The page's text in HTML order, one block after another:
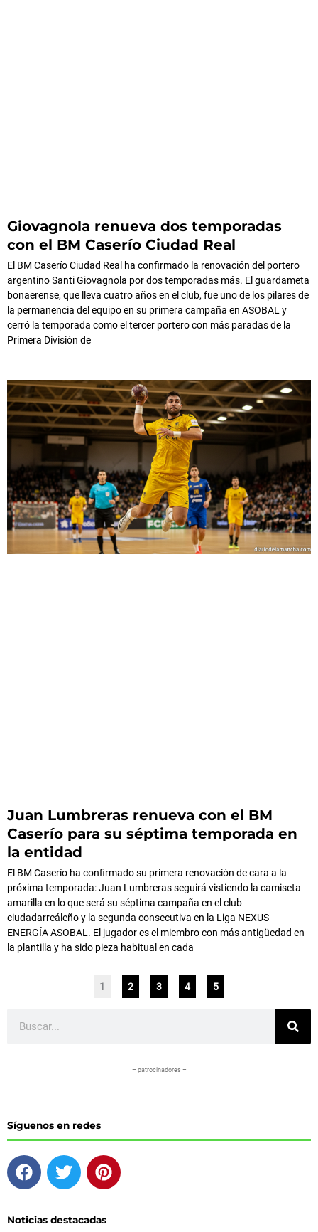
Giovagnola renueva dos temporadas
con el BM Caserío Ciudad Real
El BM Caserío Ciudad Real ha confirmado la renovación del portero
argentino Santi Giovagnola por dos temporadas más. El guardameta
bonaerense, que lleva cuatro años en el club, fue uno de los pilares de
la permanencia del equipo en su primera campaña en ASOBAL y
cerró la temporada como el tercer portero con más paradas de la
Primera División de
Juan Lumbreras renueva con el BM
Caserío para su séptima temporada en
la entidad
El BM Caserío ha confirmado su primera renovación de cara a la
próxima temporada: Juan Lumbreras seguirá vistiendo la camiseta
amarilla en lo que será su séptima campaña en el club
ciudadarreáleño y la segunda consecutiva en la Liga NEXUS
ENERGÍA ASOBAL. El jugador es el miembro con más antigüedad en
la plantilla y ha sido pieza habitual en cada
1 2 3 4 5
– patrocinadores –
Síguenos en redes
F
a
e
T
w
t
P
i
t
Noticias destacadas